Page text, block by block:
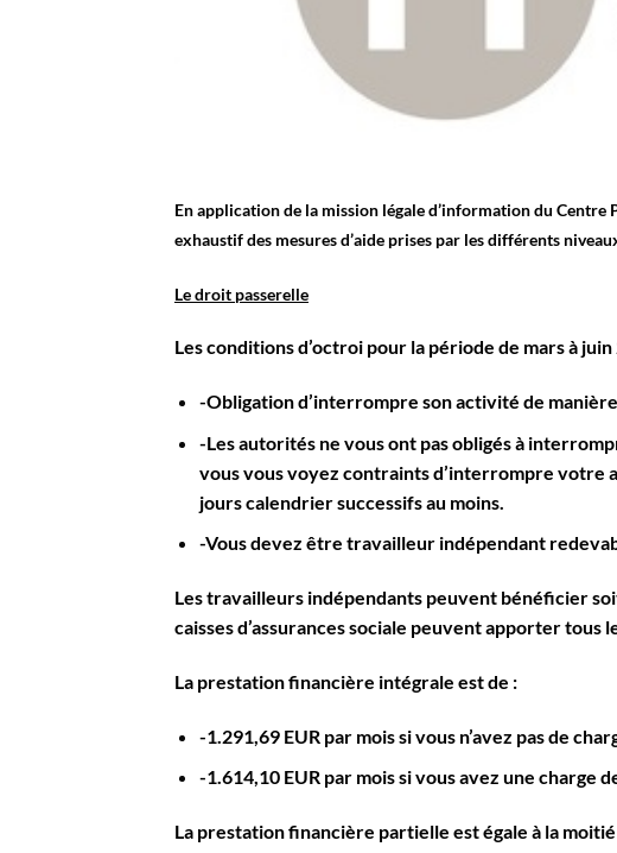
En application de la mission légale d’information du
exhaustif des mesures d’aide prises par les différents
Le droit passerelle
Les conditions d’octroi pour la période de mars à
-Obligation d’interrompre son activité de
-Les autorités ne vous ont pas obligés à
vous vous voyez contraints d’interrompre votre
jours calendrier successifs au moins.
-Vous devez être travailleur indépendant
Les travailleurs indépendants peuvent bénéficier
caisses d’assurances sociale peuvent apporter tous
La prestation financière intégrale est de :
-1.291,69 EUR par mois si vous n’avez pas de
-1.614,10 EUR par mois si vous avez une charge
La prestation financière partielle est égale à la